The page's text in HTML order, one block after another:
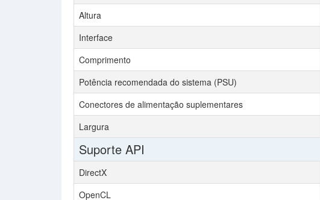
Altura
Interface
Comprimento
Potência recomendada do sistema (PSU)
Conectores de alimentação suplementares
Largura
Suporte API
DirectX
OpenCL